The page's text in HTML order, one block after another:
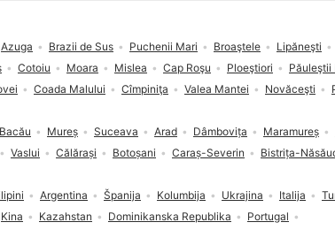
Argentina Španija Kolumbija Ukrajina Italija
Kina Kazahstan Dominikanska Republika
Portugal
Bacău Mureș Suceava Arad Dâmbovița Maramureș
Vaslui Călărași Botoșani Caraș-Severin Bistrița-
Azuga Brazii de Sus Puchenii Mari Broaştele Lipăneşti
Cotoiu Moara Mislea Cap Roşu Ploeştiori Păuleştii
Coada Malului Cîmpiniţa Valea Mantei Novăceşti